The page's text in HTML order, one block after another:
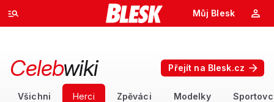
Můj Blesk
Celebwiki Přejít na Blesk.cz
Všichni Herci Zpěváci Modelky